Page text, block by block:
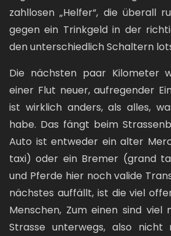
zahllosen „Helfer“, die überall
gegen ein Trinkgeld in der
den unterschiedlich Schaltern
Die nächsten paar Kilometer
einer Flut neuer, aufregender
ist wirklich anders, als alles,
habe. Das fängt beim
Auto ist entweder ein alter
taxi) oder ein Bremer (grand
und Pferde hier noch valide
nächstes auffällt, ist die viel
Menschen, Zum einen sind viel
Strasse unterwegs, also nicht